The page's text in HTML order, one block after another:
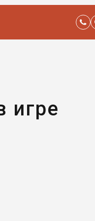
игре